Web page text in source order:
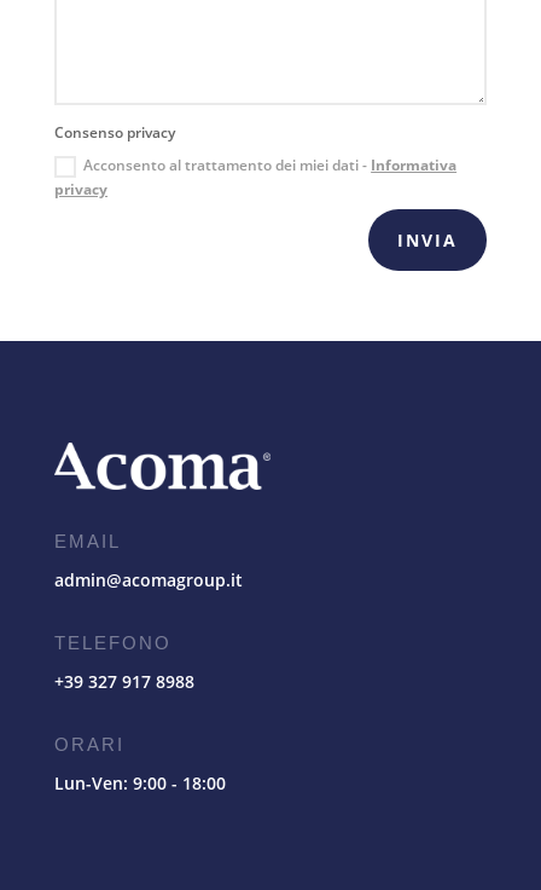
Consenso privacy
Acconsento al trattamento dei miei dati - Informativa
privacy
INVIA
EMAIL
admin@acomagroup.it
TELEFONO
+39 327 917 8988
ORARI
Lun-Ven: 9:00 - 18:00